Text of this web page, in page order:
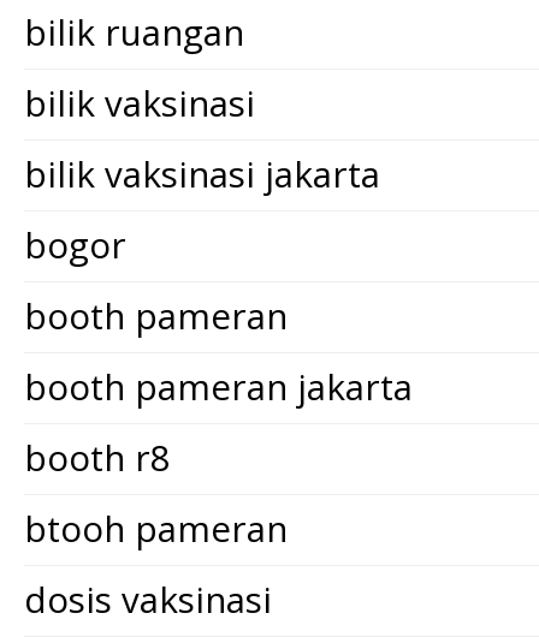
bilik ruangan
bilik vaksinasi
bilik vaksinasi jakarta
bogor
booth pameran
booth pameran jakarta
booth r8
btooh pameran
dosis vaksinasi